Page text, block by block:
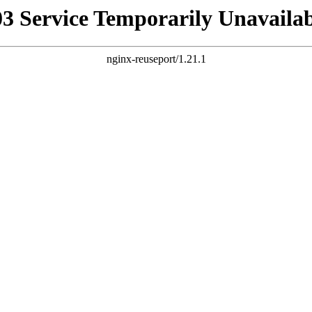
Service Temporarily
nginx-reuseport/1.21.1